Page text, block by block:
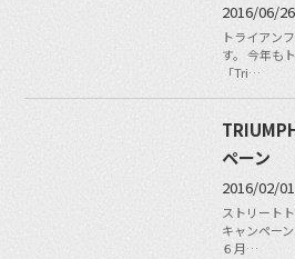
2016/06/26
トライアン
す。 今年も
「Tri…
ペーン
2016/02/01
ストリート
キャンペー
６月…